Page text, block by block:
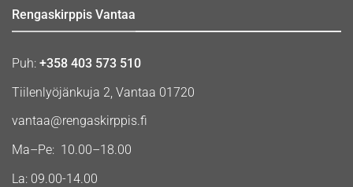
Rengaskirppis Vantaa
Puh: +358 403 573 510
Tiilenlyöjänkuja 2, Vantaa 01720
vantaa@rengaskirppis.fi
Ma–Pe: 10.00–18.00
La: 09.00-14.00